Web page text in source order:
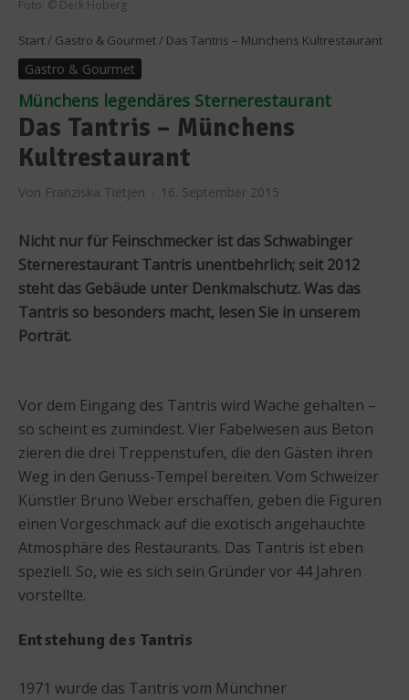
Foto: © Derk Hoberg
Start / Gastro & Gourmet / Das Tantris – Münchens Kultrestaurant
Gastro & Gourmet
Münchens legendäres Sternerestaurant
Das Tantris – Münchens
Kultrestaurant
Von Franziska Tietjen 16. September 2015
Nicht nur für Feinschmecker ist das Schwabinger
Sternerestaurant Tantris unentbehrlich; seit 2012
steht das Gebäude unter Denkmalschutz. Was das
Tantris so besonders macht, lesen Sie in unserem
Porträt.
Vor dem Eingang des Tantris wird Wache gehalten –
so scheint es zumindest. Vier Fabelwesen aus Beton
zieren die drei Treppenstufen, die den Gästen ihren
Weg in den Genuss-Tempel bereiten. Vom Schweizer
Künstler Bruno Weber erschaffen, geben die Figuren
einen Vorgeschmack auf die exotisch angehauchte
Atmosphäre des Restaurants. Das Tantris ist eben
speziell. So, wie es sich sein Gründer vor 44 Jahren
vorstellte.
Entstehung des Tantris
1971 wurde das Tantris vom Münchner